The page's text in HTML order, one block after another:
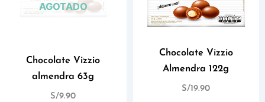
AGOTADO
Chocolate Vizzio
almendra 63g
S/9.90
Chocolate Vizzio
Almendra 122g
S/19.90